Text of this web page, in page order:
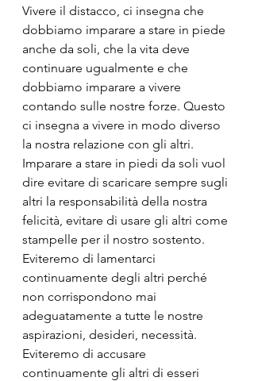
Vivere il distacco, ci insegna che
dobbiamo imparare a stare in piede
anche da soli, che la vita deve
continuare ugualmente e che
dobbiamo imparare a vivere
contando sulle nostre forze. Questo
ci insegna a vivere in modo diverso
la nostra relazione con gli altri.
Imparare a stare in piedi da soli vuol
dire evitare di scaricare sempre sugli
altri la responsabilità della nostra
felicità, evitare di usare gli altri come
stampelle per il nostro sostento.
Eviteremo di lamentarci
continuamente degli altri perché
non corrispondono mai
adeguatamente a tutte le nostre
aspirazioni, desideri, necessità.
Eviteremo di accusare
continuamente gli altri di esseri